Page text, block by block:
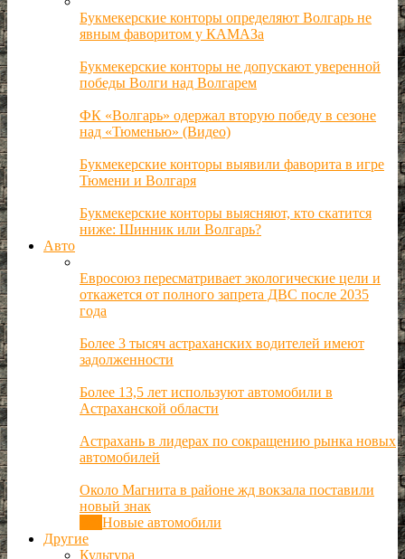
Букмекерские конторы определяют Волгарь не
явным фаворитом у КАМАЗа
Букмекерские конторы не допускают уверенной
победы Волги над Волгарем
ФК «Волгарь» одержал вторую победу в сезоне
над «Тюменью» (Видео)
Букмекерские конторы выявили фаворита в игре
Тюмени и Волгаря
Букмекерские конторы выясняют, кто скатится
ниже: Шинник или Волгарь?
Авто
Евросоюз пересматривает экологические цели и
откажется от полного запрета ДВС после 2035
года
Более 3 тысяч астраханских водителей имеют
задолженности
Более 13,5 лет используют автомобили в
Астраханской области
Астрахань в лидерах по сокращению рынка новых
автомобилей
Около Магнита в районе жд вокзала поставили
новый знак
Новые автомобили
Другие
Культура